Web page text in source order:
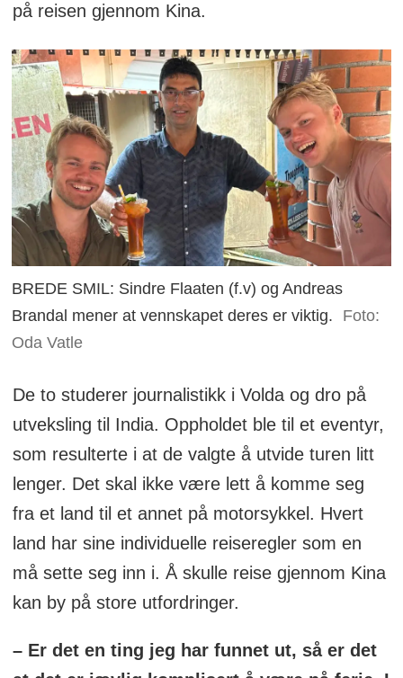
på reisen gjennom Kina.
BREDE SMIL: Sindre Flaaten (f.v) og Andreas
Brandal mener at vennskapet deres er viktig.
Foto:
Oda Vatle
De to studerer journalistikk i Volda og dro på
utveksling til India. Oppholdet ble til et eventyr,
som resulterte i at de valgte å utvide turen litt
lenger. Det skal ikke være lett å komme seg
fra et land til et annet på motorsykkel. Hvert
land har sine individuelle reiseregler som en
må sette seg inn i. Å skulle reise gjennom Kina
kan by på store utfordringer.
– Er det en ting jeg har funnet ut, så er det